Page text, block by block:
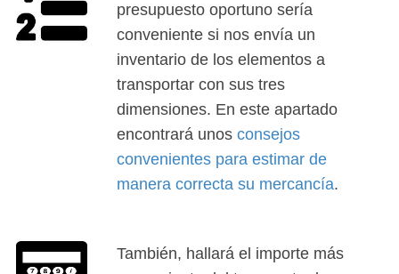
presupuesto oportuno sería
conveniente si nos envía un
inventario de los elementos a
transportar con sus tres
dimensiones. En este apartado
encontrará unos consejos
convenientes para estimar de
manera correcta su mercancía.
También, hallará el importe más